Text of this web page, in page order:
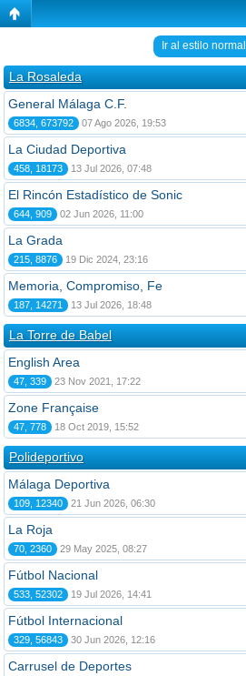
Ir al estilo normal
La Rosaleda
General Málaga C.F.
6834, 673792 07 Ago 2026, 19:53
La Ciudad Deportiva
458, 18173 13 Jul 2026, 07:48
El Rincón Estadístico de Sonic
644, 909 02 Jun 2026, 11:00
La Grada
215, 8876 19 Dic 2024, 23:16
Memoria, Compromiso, Fe
187, 14271 13 Jul 2026, 18:48
La Torre de Babel
English Area
47, 339 23 Nov 2021, 17:22
Zone Française
47, 778 18 Oct 2019, 15:52
Polideportivo
Málaga Deportiva
109, 12340 21 Jun 2026, 06:30
La Roja
70, 2360 29 May 2025, 08:27
Fútbol Nacional
533, 52302 19 Jul 2026, 14:41
Fútbol Internacional
329, 56843 30 Jun 2026, 12:16
Carrusel de Deportes